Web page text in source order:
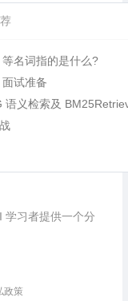
名词指的是什么?
试准备
义检索及
学习者提供一个分
政策